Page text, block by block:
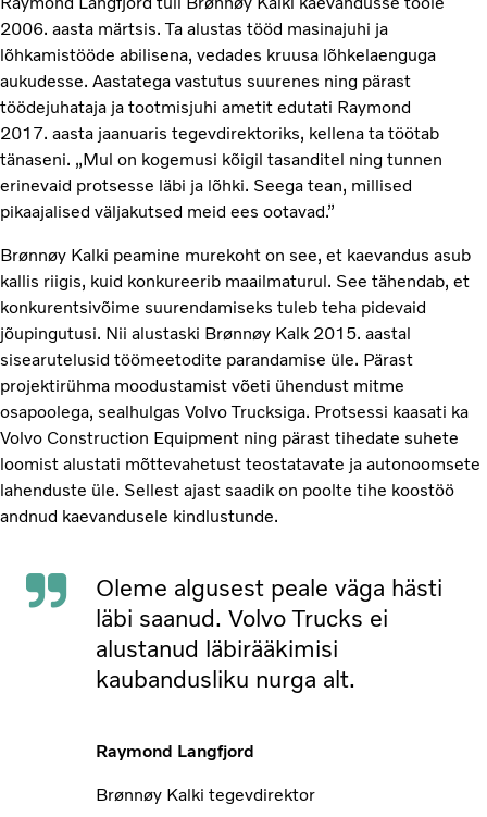
2006. aasta märtsis. Ta alustas tööd masinajuhi ja
lõhkamistööde abilisena, vedades kruusa lõhkelaenguga
aukudesse. Aastatega vastutus suurenes ning pärast
töödejuhataja ja tootmisjuhi ametit edutati Raymond
2017. aasta jaanuaris tegevdirektoriks, kellena ta töötab
tänaseni. „Mul on kogemusi kõigil tasanditel ning tunnen
erinevaid protsesse läbi ja lõhki. Seega tean, millised
pikaajalised väljakutsed meid ees ootavad.”
Brønnøy Kalki peamine murekoht on see, et kaevandus asub
kallis riigis, kuid konkureerib maailmaturul. See tähendab, et
konkurentsivõime suurendamiseks tuleb teha pidevaid
jõupingutusi. Nii alustaski Brønnøy Kalk 2015. aastal
sisearutelusid töömeetodite parandamise üle. Pärast
projektirühma moodustamist võeti ühendust mitme
osapoolega, sealhulgas Volvo Trucksiga. Protsessi kaasati ka
Volvo Construction Equipment ning pärast tihedate suhete
loomist alustati mõttevahetust teostatavate ja autonoomsete
lahenduste üle. Sellest ajast saadik on poolte tihe koostöö
andnud kaevandusele kindlustunde.
Oleme algusest peale väga hästi
läbi saanud. Volvo Trucks ei
alustanud läbirääkimisi
kaubandusliku nurga alt.
Raymond Langfjord
Brønnøy Kalki tegevdirektor